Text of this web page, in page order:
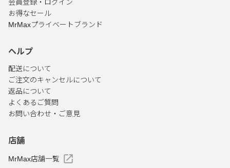
会員登録・ログイン
お得なセール
MrMaxプライベートブランド
ヘルプ
配送について
ご注文のキャンセルについて
返品について
よくあるご質問
お問い合わせ・ご意見
店舗
MrMax店舗一覧